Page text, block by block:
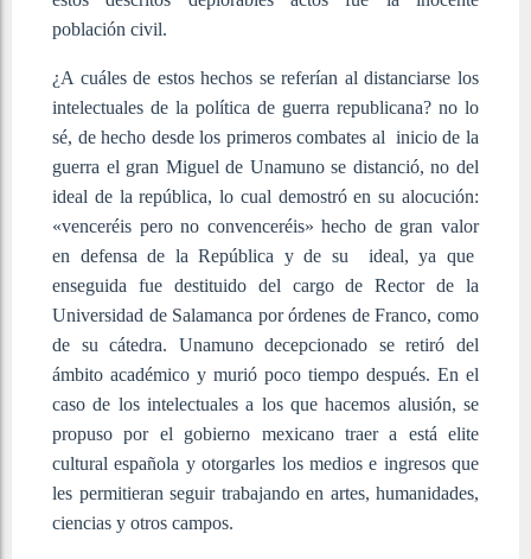
población civil.
¿A cuáles de estos hechos se referían al distanciarse los
intelectuales de la política de guerra republicana? no lo
sé, de hecho desde los primeros combates al inicio de la
guerra el gran Miguel de Unamuno se distanció, no del
ideal de la república, lo cual demostró en su alocución:
«venceréis pero no convenceréis» hecho de gran valor
en defensa de la República y de su ideal, ya que
enseguida fue destituido del cargo de Rector de la
Universidad de Salamanca por órdenes de Franco, como
de su cátedra. Unamuno decepcionado se retiró del
ámbito académico y murió poco tiempo después. En el
caso de los intelectuales a los que hacemos alusión, se
propuso por el gobierno mexicano traer a está elite
cultural española y otorgarles los medios e ingresos que
les permitieran seguir trabajando en artes, humanidades,
ciencias y otros campos.